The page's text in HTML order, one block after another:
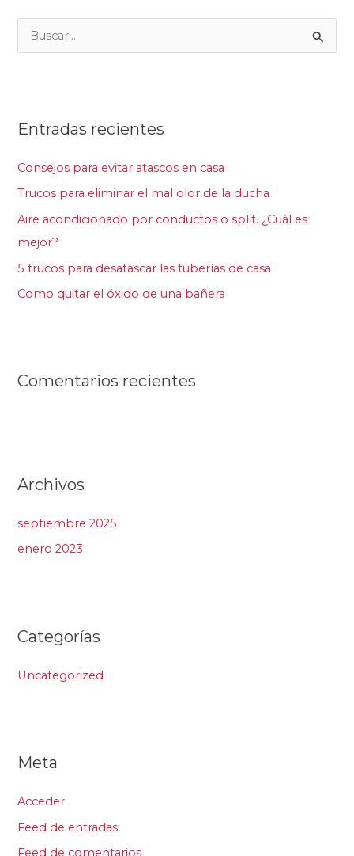
a
o
r
:
Entradas recientes
Consejos para evitar atascos en casa
Trucos para eliminar el mal olor de la ducha
Aire acondicionado por conductos o split. ¿Cuál es
mejor?
5 trucos para desatascar las tuberías de casa
Como quitar el óxido de una bañera
Comentarios recientes
Archivos
septiembre 2025
enero 2023
Categorías
Uncategorized
Meta
Acceder
Feed de entradas
Feed de comentarios